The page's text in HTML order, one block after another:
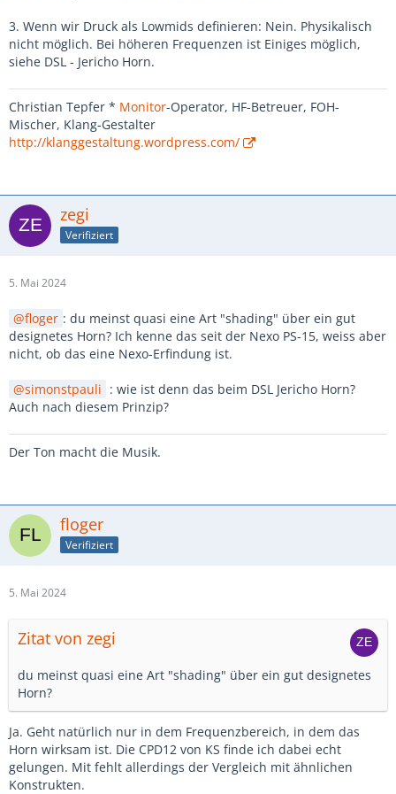
3. Wenn wir Druck als Lowmids definieren: Nein. Physikalisch
nicht möglich. Bei höheren Frequenzen ist Einiges möglich,
siehe DSL - Jericho Horn.
Christian Tepfer * Monitor-Operator, HF-Betreuer, FOH-
Mischer, Klang-Gestalter
http://klanggestaltung.wordpress.com/
zegi
Verifiziert
5. Mai 2024
floger : du meinst quasi eine Art "shading" über ein gut
designetes Horn? Ich kenne das seit der Nexo PS-15, weiss aber
nicht, ob das eine Nexo-Erfindung ist.
simonstpauli : wie ist denn das beim DSL Jericho Horn?
Auch nach diesem Prinzip?
Der Ton macht die Musik.
floger
Verifiziert
5. Mai 2024
Zitat von zegi
du meinst quasi eine Art "shading" über ein gut designetes
Horn?
Ja. Geht natürlich nur in dem Frequenzbereich, in dem das
Horn wirksam ist. Die CPD12 von KS finde ich dabei echt
gelungen. Mit fehlt allerdings der Vergleich mit ähnlichen
Konstrukten.